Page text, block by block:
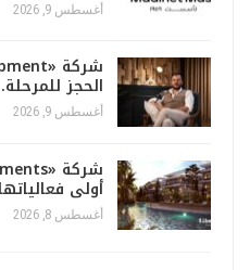
أغسطس 9, 2026
الحجز
أغسطس 9, 2026
أولى
أغسطس 8, 2026